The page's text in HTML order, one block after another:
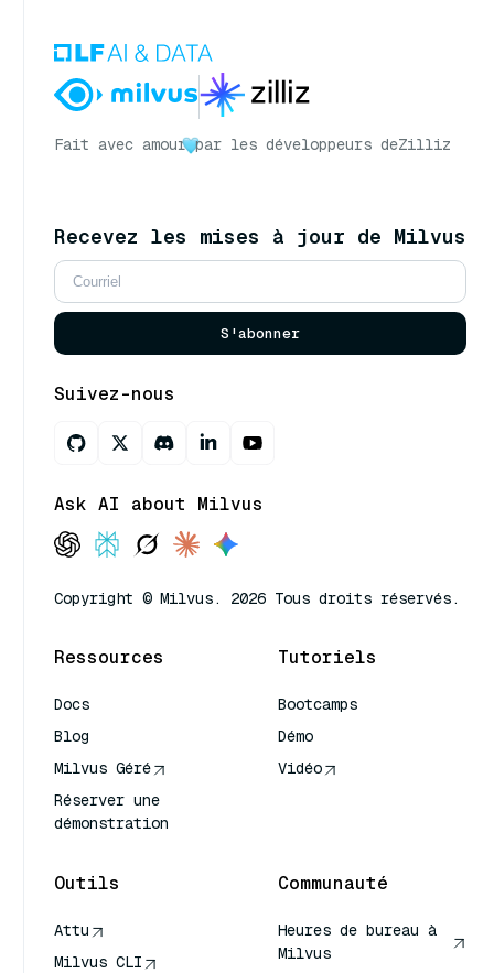
Fait avec amour par les développeurs deZilliz
Recevez les mises à jour de Milvus
S'abonner
Suivez-nous
Ask AI about Milvus
Copyright © Milvus. 2026 Tous droits réservés.
Ressources
Docs
Blog
Milvus Géré
Réserver une
démonstration
Tutoriels
Bootcamps
Démo
Vidéo
Outils
Attu
Milvus CLI
Communauté
Heures de bureau à
Milvus